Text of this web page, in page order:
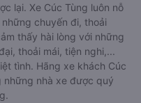
lại. Xe Cúc Tùng luôn nỗ
chuyến đi, thoải
thấy hài lòng với những
thoải mái, tiện nghi,...
tình. Hãng xe khách Cúc
những nhà xe được quý